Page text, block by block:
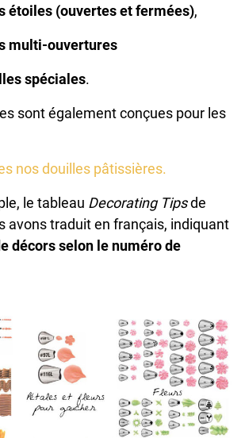
étoiles (ouvertes et fermées),
multi-ouvertures
spéciales.
sont également conçues pour les
nos douilles pâtissières.
le tableau Decorating Tipsde
avons traduit en français, indiquant
décors selon le numéro de